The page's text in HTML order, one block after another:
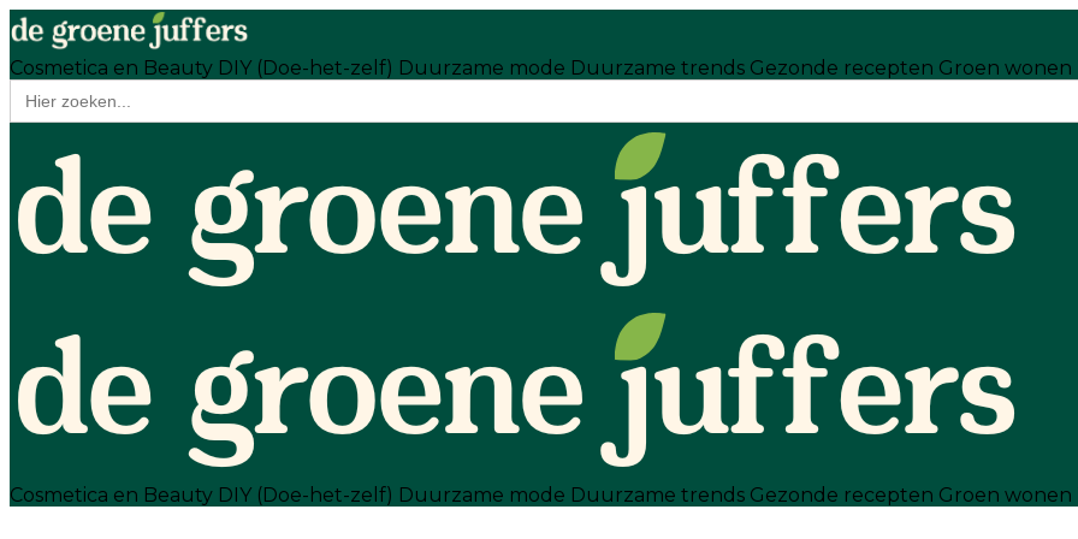
Cosmetica en Beauty DIY (Doe-het-zelf) Duurzame mode Duurzame trends Gezonde recepten Groen wonen
Zoek
naar:
Cosmetica en Beauty DIY (Doe-het-zelf) Duurzame mode Duurzame trends Gezonde recepten Groen wonen